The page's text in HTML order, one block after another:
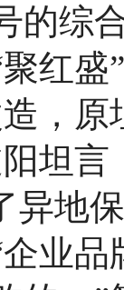
的综
红
，原
坦
异地
业